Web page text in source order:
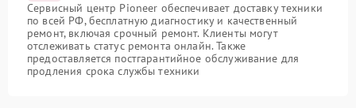
Сервисный центр Pioneer обеспечивает доставку техники
по всей РФ, бесплатную диагностику и качественный
ремонт, включая срочный ремонт. Клиенты могут
отслеживать статус ремонта онлайн. Также
предоставляется постгарантийное обслуживание для
продления срока службы техники